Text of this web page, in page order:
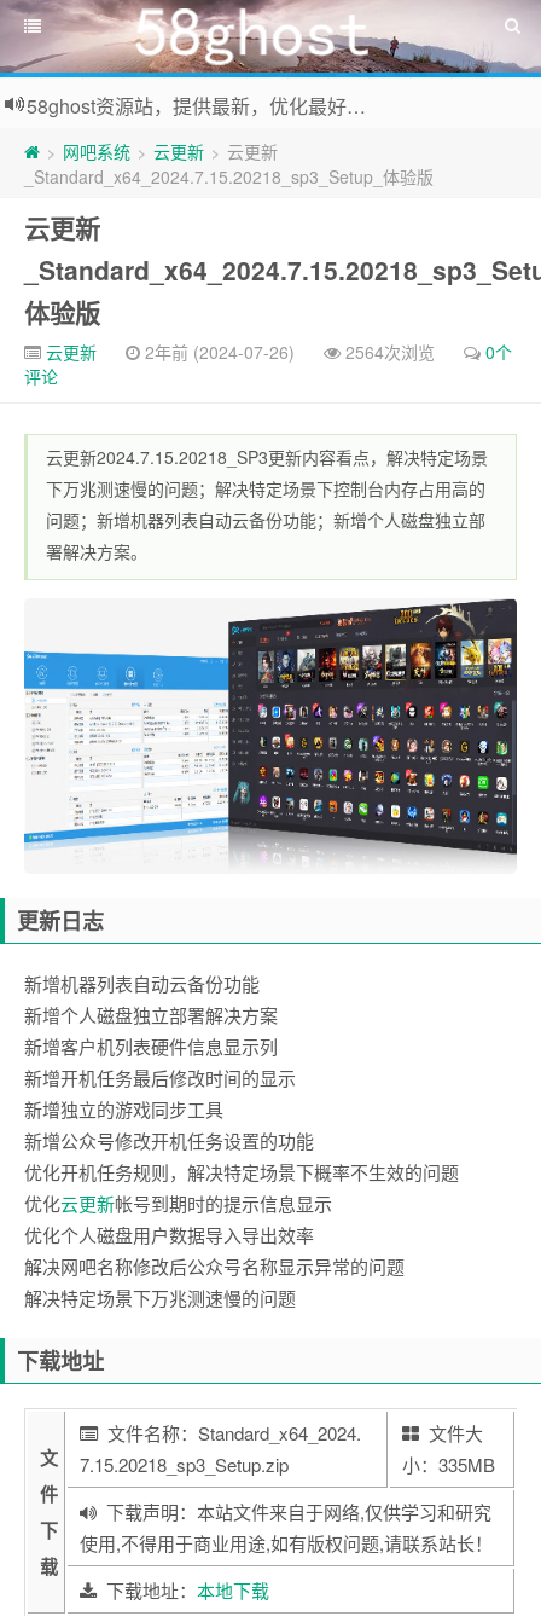
58ghost资源站，提供最新，优化最好系统及装机常用软件下载
> 网吧系统 > 云更新 > 云更新
_Standard_x64_2024.7.15.20218_sp3_Setup_体验版
云更新
体验版
云更新 2年前 (2024-07-26) 2564次浏览
0个
评论
云更新2024.7.15.20218_SP3更新内容看点，解决特定场景
下万兆测速慢的问题；解决特定场景下控制台内存占用高的
问题；新增机器列表自动云备份功能；新增个人磁盘独立部
署解决方案。
更新日志
新增机器列表自动云备份功能
新增个人磁盘独立部署解决方案
新增客户机列表硬件信息显示列
新增开机任务最后修改时间的显示
新增独立的游戏同步工具
新增公众号修改开机任务设置的功能
优化开机任务规则，解决特定场景下概率不生效的问题
优化云更新帐号到期时的提示信息显示
优化个人磁盘用户数据导入导出效率
解决网吧名称修改后公众号名称显示异常的问题
解决特定场景下万兆测速慢的问题
下载地址
文
件
下
载
文件名称：Standard_x64_2024.
7.15.20218_sp3_Setup.zip
文件大
小：335MB
下载声明：本站文件来自于网络,仅供学习和研究
使用,不得用于商业用途,如有版权问题,请联系站长！
下载地址： 本地下载